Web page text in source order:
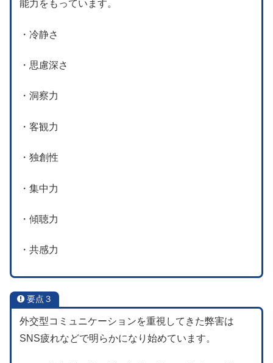
能力をもっています。
・冷静さ
・思慮深さ
・洞察力
・客観力
・独創性
・集中力
・傾聴力
・共感力
要点３
外交型コミュニケーションを重視してきた弊害は
SNS疲れなどで明らかになり始めています。